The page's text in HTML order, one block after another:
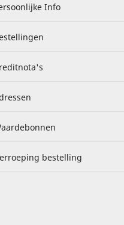
Info
bestelling